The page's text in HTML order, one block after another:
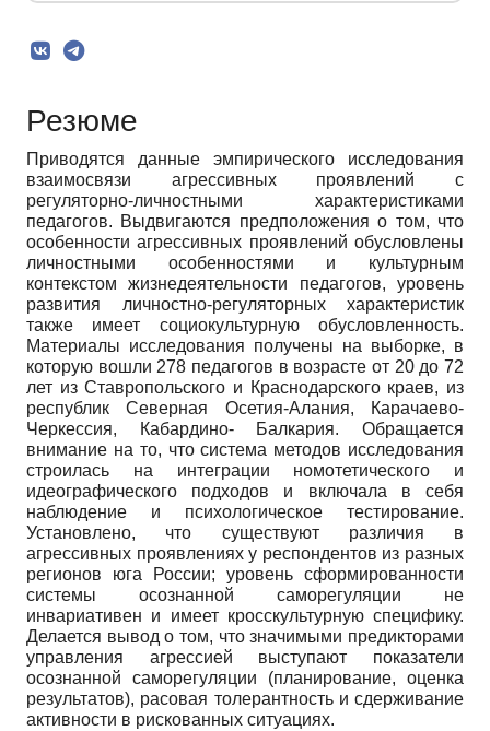
Резюме
Приводятся данные эмпирического исследования
взаимосвязи агрессивных проявлений с
регуляторно-личностными характеристиками
педагогов. Выдвигаются предположения о том, что
особенности агрессивных проявлений обусловлены
личностными особенностями и культурным
контекстом жизнедеятельности педагогов, уровень
развития личностно-регуляторных характеристик
также имеет социокультурную обусловленность.
Материалы исследования получены на выборке, в
которую вошли 278 педагогов в возрасте от 20 до 72
лет из Ставропольского и Краснодарского краев, из
республик Северная Осетия-Алания, Карачаево-
Черкессия, Кабардино- Балкария. Обращается
внимание на то, что система методов исследования
строилась на интеграции номотетического и
идеографического подходов и включала в себя
наблюдение и психологическое тестирование.
Установлено, что существуют различия в
агрессивных проявлениях у респондентов из разных
регионов юга России; уровень сформированности
системы осознанной саморегуляции не
инвариативен и имеет кросскультурную специфику.
Делается вывод о том, что значимыми предикторами
управления агрессией выступают показатели
осознанной саморегуляции (планирование, оценка
результатов), расовая толерантность и сдерживание
активности в рискованных ситуациях.